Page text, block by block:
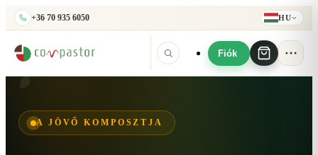
+36 70 935 6050 HU
Fiók
A JÖVŐ KOMPOSZTJA